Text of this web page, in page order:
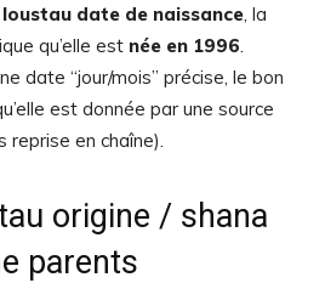
date de naissance, la
qu’elle est née en 1996.
date “jour/mois” précise, le bon
est donnée par une source
en chaîne).
origine / shana
parents